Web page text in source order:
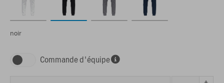
noir
Commande d'équipe